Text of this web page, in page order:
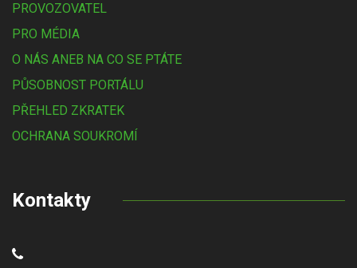
PROVOZOVATEL
PRO MÉDIA
O NÁS ANEB NA CO SE PTÁTE
PŮSOBNOST PORTÁLU
PŘEHLED ZKRATEK
OCHRANA SOUKROMÍ
Kontakty